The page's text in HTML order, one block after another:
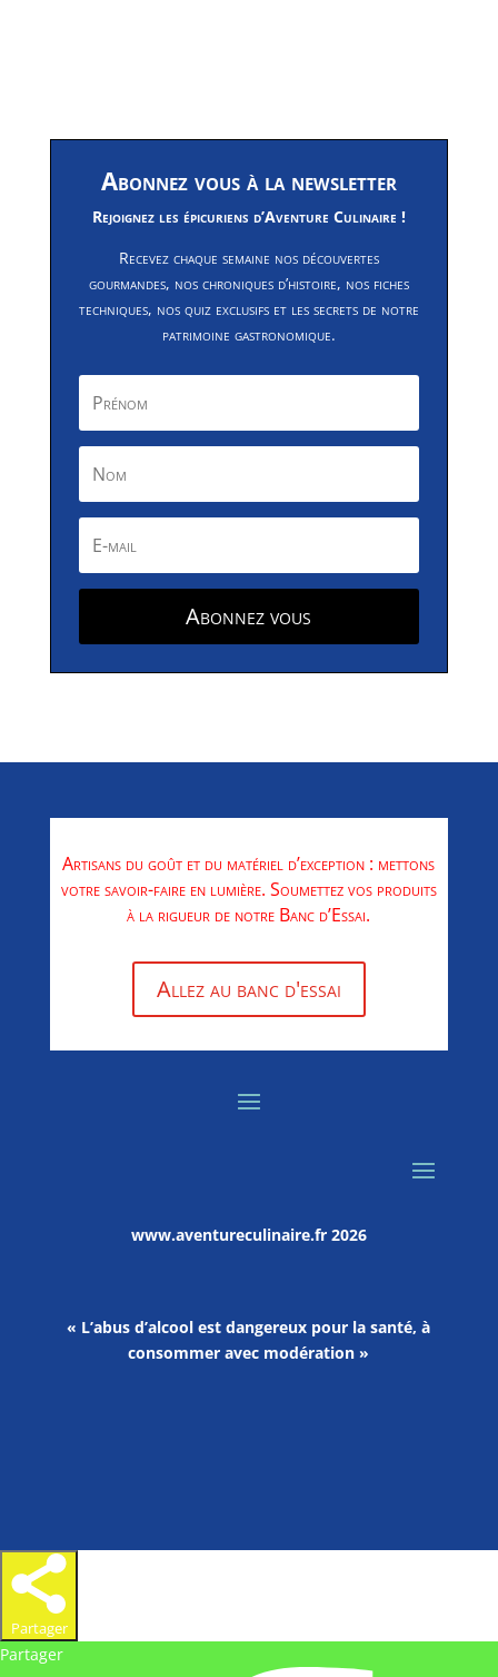
Abonnez vous à la newsletter
Rejoignez les épicuriens d’Aventure Culinaire !
Recevez chaque semaine nos découvertes
gourmandes, nos chroniques d’histoire, nos fiches
techniques, nos quiz exclusifs et les secrets de notre
patrimoine gastronomique.
Abonnez vous
Artisans du goût et du matériel d’exception : mettons
votre savoir-faire en lumière. Soumettez vos produits
à la rigueur de notre Banc d’Essai.
Allez au banc d'essai
www.aventureculinaire.fr2026
« L’abus d’alcool est dangereux pour la santé, à
consommer avec modération »
Partager
Partager